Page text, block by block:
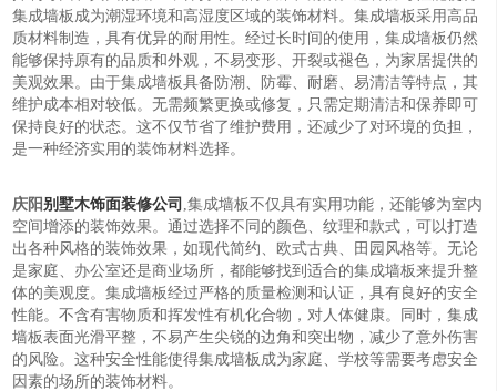
集成墙板成为潮湿环境和高湿度区域的装饰材料。集成墙板采用高品
质材料制造，具有优异的耐用性。经过长时间的使用，集成墙板仍然
能够保持原有的品质和外观，不易变形、开裂或褪色，为家居提供的
美观效果。由于集成墙板具备防潮、防霉、耐磨、易清洁等特点，其
维护成本相对较低。无需频繁更换或修复，只需定期清洁和保养即可
保持良好的状态。这不仅节省了维护费用，还减少了对环境的负担，
是一种经济实用的装饰材料选择。
庆阳别墅木饰面装修公司 ,集成墙板不仅具有实用功能，还能够为室内
空间增添的装饰效果。通过选择不同的颜色、纹理和款式，可以打造
出各种风格的装饰效果，如现代简约、欧式古典、田园风格等。无论
是家庭、办公室还是商业场所，都能够找到适合的集成墙板来提升整
体的美观度。集成墙板经过严格的质量检测和认证，具有良好的安全
性能。不含有害物质和挥发性有机化合物，对人体健康。同时，集成
墙板表面光滑平整，不易产生尖锐的边角和突出物，减少了意外伤害
的风险。这种安全性能使得集成墙板成为家庭、学校等需要考虑安全
因素的场所的装饰材料。